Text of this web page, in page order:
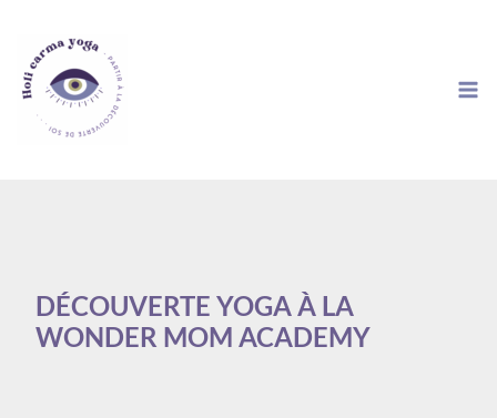
contenu
DÉCOUVERTE YOGA À LA
WONDER MOM ACADEMY